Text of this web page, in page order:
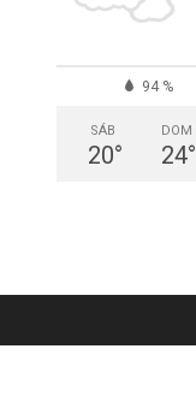
94 %
SÁB
20°
DOM
24°